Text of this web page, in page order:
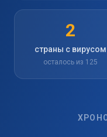
2
страны с вирусом
осталось из 125